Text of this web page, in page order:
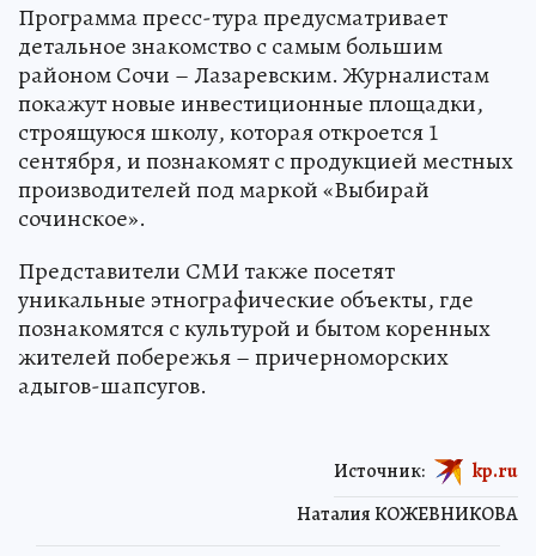
Программа пресс-тура предусматривает
детальное знакомство с самым большим
районом Сочи – Лазаревским. Журналистам
покажут новые инвестиционные площадки,
строящуюся школу, которая откроется 1
сентября, и познакомят с продукцией местных
производителей под маркой «Выбирай
сочинское».
Представители СМИ также посетят
уникальные этнографические объекты, где
познакомятся с культурой и бытом коренных
жителей побережья – причерноморских
адыгов-шапсугов.
Наталия КОЖЕВНИКОВА
Источник: kp.ru